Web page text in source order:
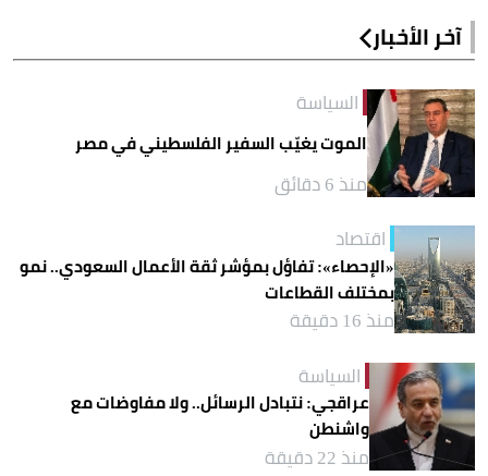
آخر الأخبار
السياسة
الموت يغيّب السفير الفلسطيني في مصر
منذ 6 دقائق
اقتصاد
«الإحصاء»: تفاؤل بمؤشر ثقة الأعمال السعودي.. نمو
بمختلف القطاعات
منذ 16 دقيقة
السياسة
عراقجي: نتبادل الرسائل.. ولا مفاوضات مع
واشنطن
منذ 22 دقيقة